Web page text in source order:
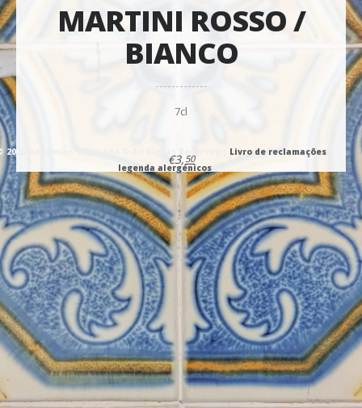
MARTINI ROSSO /
BIANCO
7cl
€3, 50
2026 Bohemian Vibes Lda ® All Rights Reserved | Livro de reclamações
legenda alergénicos